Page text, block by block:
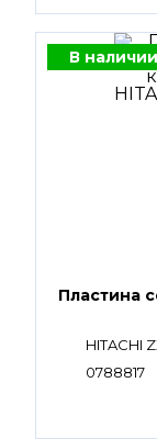
В наличии
Пластина
HITACHI
0788817